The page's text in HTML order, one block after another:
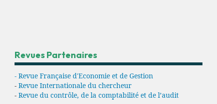
Revues Partenaires
- Revue Française d'Economie et de Gestion
- Revue Internationale du chercheur
- Revue du contrôle, de la comptabilité et de l’audit